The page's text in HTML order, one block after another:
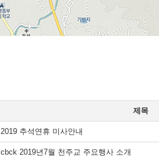
제목
2019 추석연휴 미사안내
cbck 2019년7월 천주교 주요행사 소개